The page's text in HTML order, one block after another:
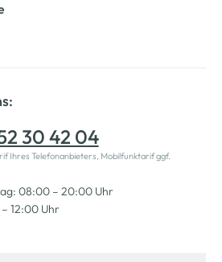
30 42 04
Ihres Telefonanbieters, Mobilfunktarif ggf.
08:00 – 20:00 Uhr
12:00 Uhr